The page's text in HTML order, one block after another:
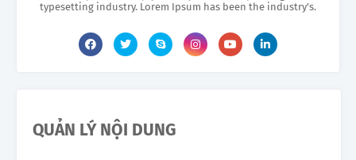
typesetting industry. Lorem Ipsum has been the industry's.
QUẢN LÝ NỘI DUNG